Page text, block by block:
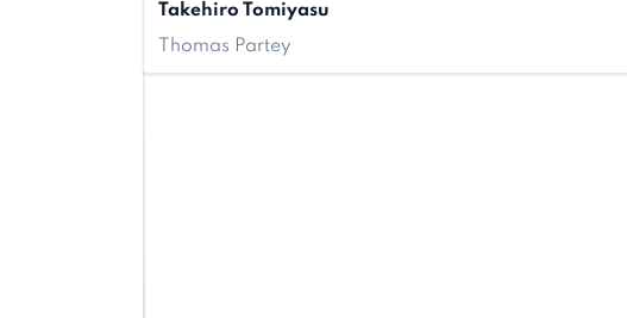
Takehiro Tomiyasu
Thomas Partey